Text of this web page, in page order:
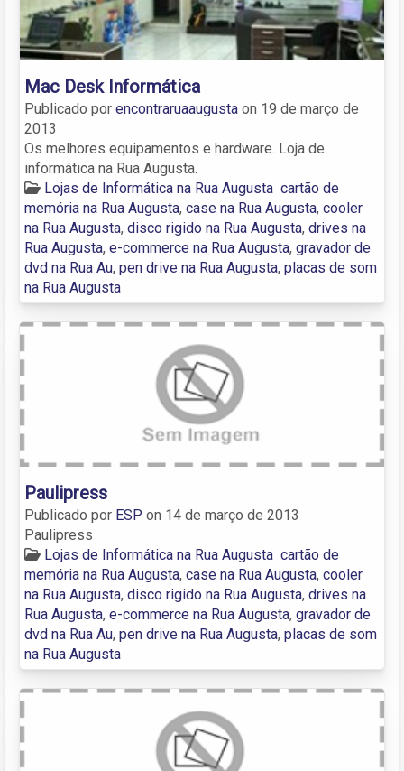
Mac Desk Informática
Publicado por encontraruaaugusta on 19 de março de
2013
Os melhores equipamentos e hardware. Loja de
informática na Rua Augusta.
Lojas de Informática na Rua Augusta cartão de
memória na Rua Augusta, case na Rua Augusta, cooler
na Rua Augusta, disco rigido na Rua Augusta, drives na
Rua Augusta, e-commerce na Rua Augusta, gravador de
dvd na Rua Au, pen drive na Rua Augusta, placas de som
na Rua Augusta
Paulipress
Publicado por ESP on 14 de março de 2013
Paulipress
Lojas de Informática na Rua Augusta cartão de
memória na Rua Augusta, case na Rua Augusta, cooler
na Rua Augusta, disco rigido na Rua Augusta, drives na
Rua Augusta, e-commerce na Rua Augusta, gravador de
dvd na Rua Au, pen drive na Rua Augusta, placas de som
na Rua Augusta